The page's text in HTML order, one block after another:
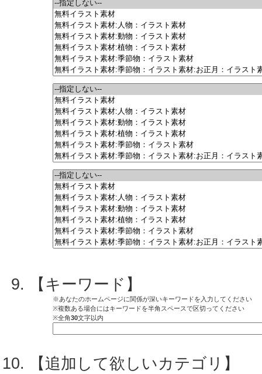
【キーワード】
※あなたのホームページに関係が深いキーワードを入力してください
※複数ある場合にはキーワードを半角スペースで区切ってください
※全角30文字以内
【追加して欲しいカテゴリ】